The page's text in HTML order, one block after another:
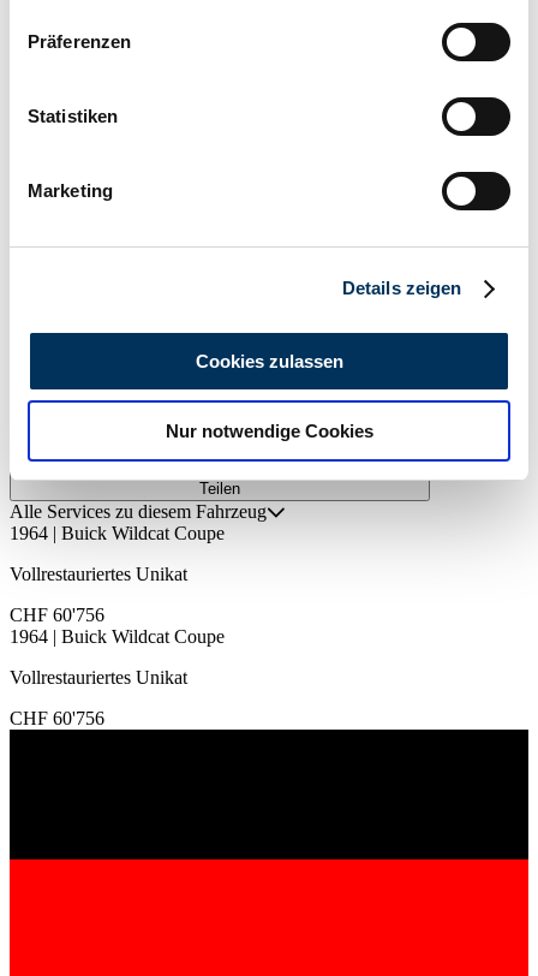
Informationen über Ihre geografische Lage
können
bestimmten Merkmalen (Fingerprinting) identifizieren
Erfahren Sie mehr darüber, wie Ihre persönlichen Daten
analysieren. Außerdem geben wir Informationen zu Ihrer
Verwendung unserer Website an unsere Partner für
soziale Medien, Werbung und Analysen weiter. Unsere
Partner führen diese Informationen möglicherweise mit
weiteren Daten zusammen, die Sie ihnen bereitgestellt
haben oder die sie im Rahmen Ihrer Nutzung der Dienste
gesammelt haben.Datenschutzerklärung
Präferenzen
Statistiken
Marketing
Details zeigen
Cookies zulassen
Nur notwendige Cookies
Teilen
Alle Services zu diesem Fahrzeug
1964 | Buick Wildcat Coupe
Vollrestauriertes Unikat
CHF 60'756
1964 | Buick Wildcat Coupe
Vollrestauriertes Unikat
CHF 60'756